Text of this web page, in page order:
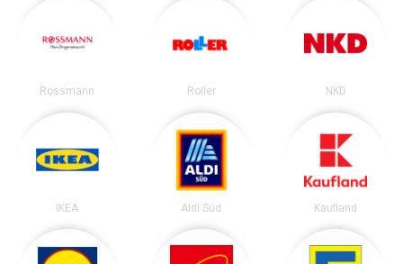
Rossmann Roller NKD
IKEA Aldi Süd Kaufland